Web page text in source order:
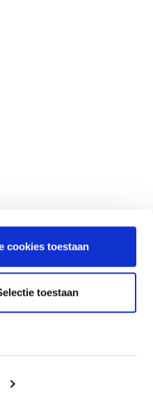
cookies toestaan
toestaan